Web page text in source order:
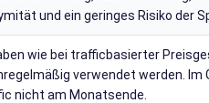
und ein geringes Risiko der
wie bei trafficbasierter
verwendet werden.
nicht am Monatsende.